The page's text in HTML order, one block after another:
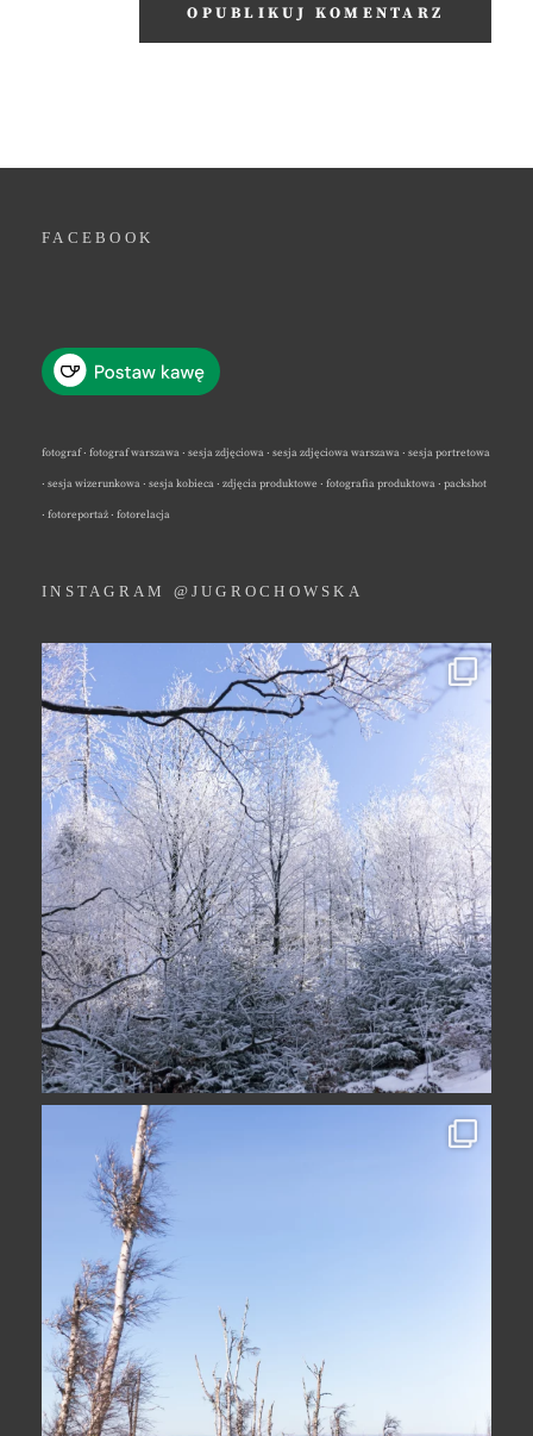
FACEBOOK
fotograf · fotograf warszawa · sesja zdjęciowa · sesja zdjęciowa warszawa · sesja portretowa
· sesja wizerunkowa · sesja kobieca · zdjęcia produktowe · fotografia produktowa · packshot
· fotoreportaż · fotorelacja
INSTAGRAM @JUGROCHOWSKA